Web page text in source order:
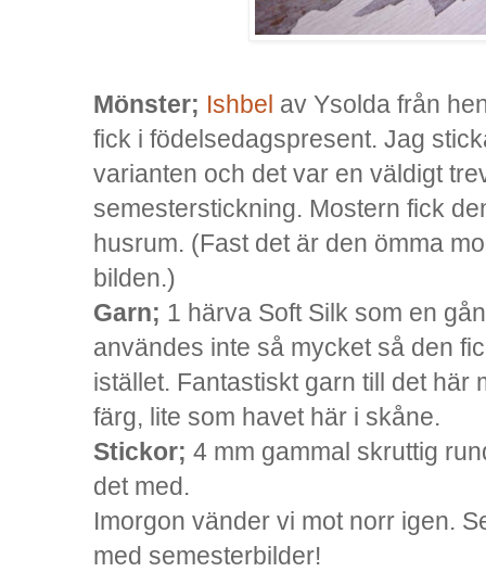
Mönster; Ishbel av Ysolda från
fick i födelsedagspresent. Jag
varianten och det var en väldigt
semesterstickning. Mostern fick
husrum. (Fast det är den ömma
bilden.)
Garn; 1 härva Soft Silk som en
användes inte så mycket så den
istället. Fantastiskt garn till det här
färg, lite som havet här i skåne.
Stickor; 4 mm gammal skruttig
det med.
Imorgon vänder vi mot norr igen.
med semesterbilder!